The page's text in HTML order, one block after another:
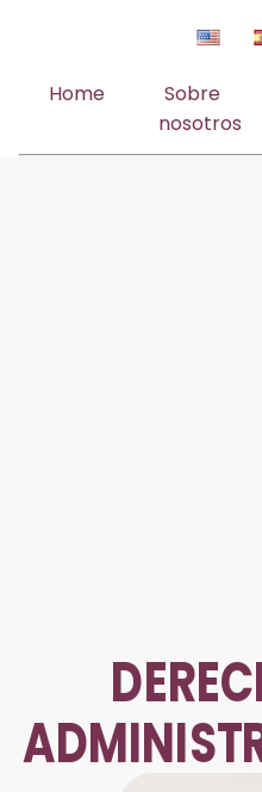
Home
Sobre
nosotros